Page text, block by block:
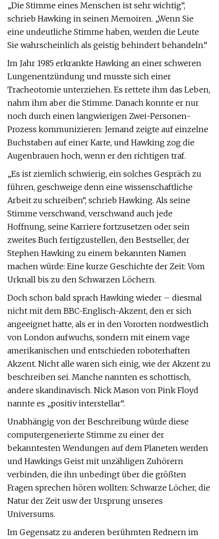
„Die Stimme eines Menschen ist sehr wichtig“,
schrieb Hawking in seinen Memoiren. „Wenn Sie
eine undeutliche Stimme haben, werden die Leute
Sie wahrscheinlich als geistig behindert behandeln.“
Im Jahr 1985 erkrankte Hawking an einer schweren
Lungenentzündung und musste sich einer
Tracheotomie unterziehen. Es rettete ihm das Leben,
nahm ihm aber die Stimme. Danach konnte er nur
noch durch einen langwierigen Zwei-Personen-
Prozess kommunizieren: Jemand zeigte auf einzelne
Buchstaben auf einer Karte, und Hawking zog die
Augenbrauen hoch, wenn er den richtigen traf.
„Es ist ziemlich schwierig, ein solches Gespräch zu
führen, geschweige denn eine wissenschaftliche
Arbeit zu schreiben“, schrieb Hawking. Als seine
Stimme verschwand, verschwand auch jede
Hoffnung, seine Karriere fortzusetzen oder sein
zweites Buch fertigzustellen, den Bestseller, der
Stephen Hawking zu einem bekannten Namen
machen würde: Eine kurze Geschichte der Zeit: Vom
Urknall bis zu den Schwarzen Löchern.
Doch schon bald sprach Hawking wieder – diesmal
nicht mit dem BBC-Englisch-Akzent, den er sich
angeeignet hatte, als er in den Vororten nordwestlich
von London aufwuchs, sondern mit einem vage
amerikanischen und entschieden roboterhaften
Akzent. Nicht alle waren sich einig, wie der Akzent zu
beschreiben sei. Manche nannten es schottisch,
andere skandinavisch. Nick Mason von Pink Floyd
nannte es „positiv interstellar“.
Unabhängig von der Beschreibung würde diese
computergenerierte Stimme zu einer der
bekanntesten Wendungen auf dem Planeten werden
und Hawkings Geist mit unzähligen Zuhörern
verbinden, die ihn unbedingt über die größten
Fragen sprechen hören wollten: Schwarze Löcher, die
Natur der Zeit usw der Ursprung unseres
Universums.
Im Gegensatz zu anderen berühmten Rednern im